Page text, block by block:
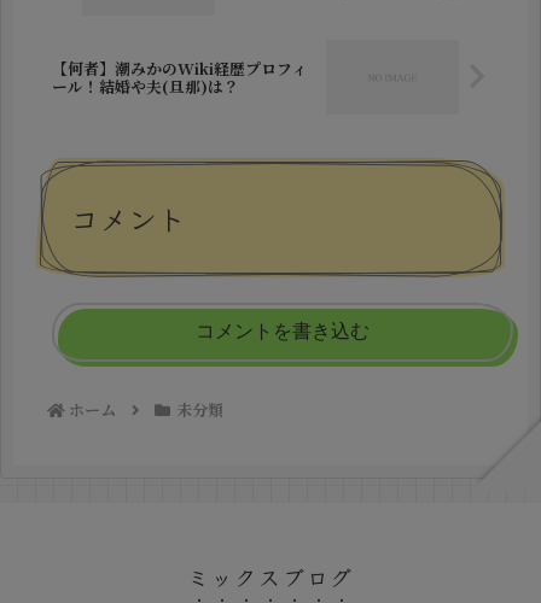
【何者】潮みかのWiki経歴プロフィ
ール！結婚や夫(旦那)は？
コメント
コメントを書き込む
ホーム 未分類
ミックスブログ